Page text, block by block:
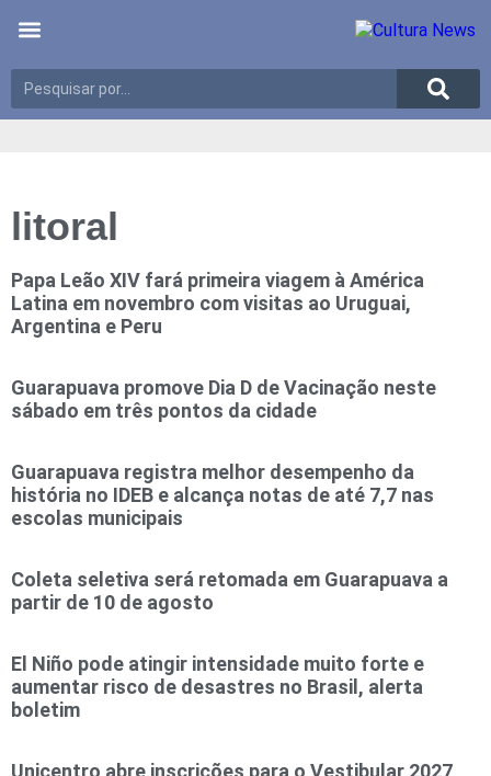
litoral
Papa Leão XIV fará primeira viagem à América
Latina em novembro com visitas ao Uruguai,
Argentina e Peru
Guarapuava promove Dia D de Vacinação neste
sábado em três pontos da cidade
Guarapuava registra melhor desempenho da
história no IDEB e alcança notas de até 7,7 nas
escolas municipais
Coleta seletiva será retomada em Guarapuava a
partir de 10 de agosto
El Niño pode atingir intensidade muito forte e
aumentar risco de desastres no Brasil, alerta
boletim
Unicentro abre inscrições para o Vestibular 2027